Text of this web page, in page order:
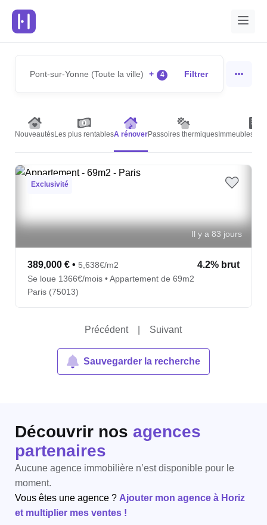
Pont-sur-Yonne (Toute la ville) + 4 Filtrer
NouveautésLes plus rentablesA rénoverPassoires thermiques Immeubles de
Exclusivité
Il y a 83 jours
389,000 € • 5,638€/m2 4.2% brut
Se loue 1366€/mois • Appartement de 69m2
Paris (75013)
Précédent Suivant
Sauvegarder la recherche
Découvrir nos agences
partenaires
Aucune agence immobilière n’est disponible pour le
moment.
Vous êtes une agence ? Ajouter mon agence à Horiz
et multiplier mes ventes !